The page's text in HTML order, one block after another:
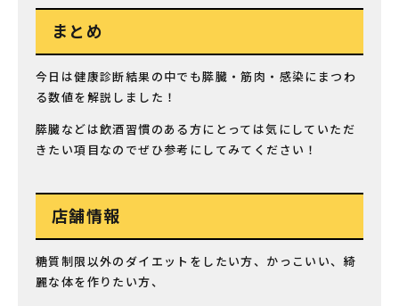
まとめ
今日は健康診断結果の中でも膵臓・筋肉・感染にまつわ
る数値を解説しました！
膵臓などは飲酒習慣のある方にとっては気にしていただ
きたい項目なのでぜひ参考にしてみてください！
店舗情報
糖質制限以外のダイエットをしたい方、かっこいい、綺
麗な体を作りたい方、